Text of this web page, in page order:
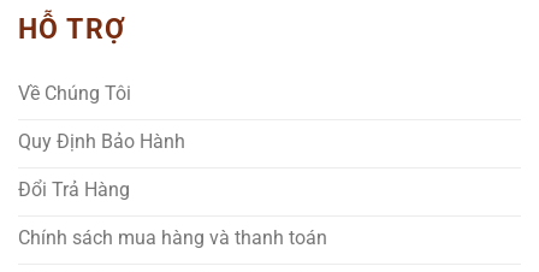
HỖ TRỢ
Về Chúng Tôi
Quy Định Bảo Hành
Đổi Trả Hàng
Chính sách mua hàng và thanh toán